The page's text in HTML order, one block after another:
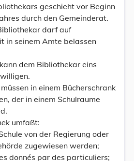
geschieht vor Beginn
durch den Gemeinderat.
darf auf
in seinem Amte belassen
dem Bibliothekar eins
in einem Bücherschrank
der in einem Schulraume
umfaßt:
von der Regierung oder
zugewiesen werden;
donnés par des particuliers;